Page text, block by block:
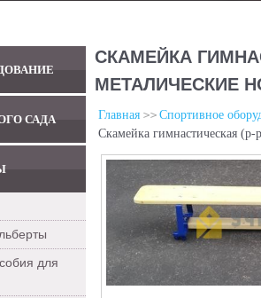
САДА
для
СКАМЕЙКА
МЕТАЛИЧЕСКИЕ
Главная
Спортивное
Скамейка гимнастическая